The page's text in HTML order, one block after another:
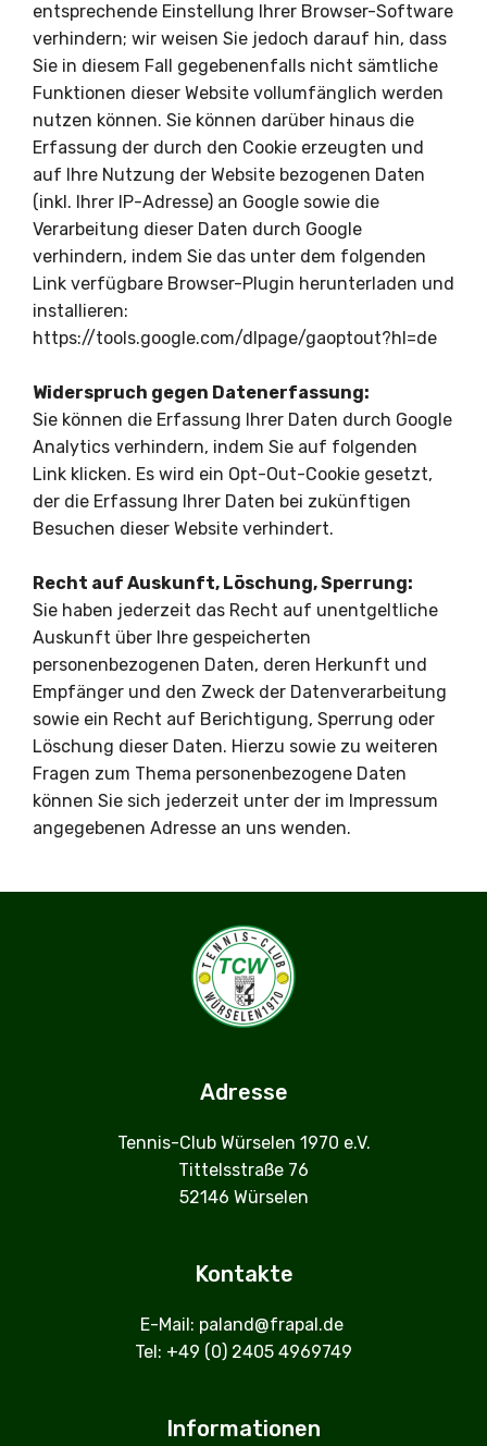
entsprechende Einstellung Ihrer Browser-Software
verhindern; wir weisen Sie jedoch darauf hin, dass
Sie in diesem Fall gegebenenfalls nicht sämtliche
Funktionen dieser Website vollumfänglich werden
nutzen können. Sie können darüber hinaus die
Erfassung der durch den Cookie erzeugten und
auf Ihre Nutzung der Website bezogenen Daten
(inkl. Ihrer IP-Adresse) an Google sowie die
Verarbeitung dieser Daten durch Google
verhindern, indem Sie das unter dem folgenden
Link verfügbare Browser-Plugin herunterladen und
installieren:
https://tools.google.com/dlpage/gaoptout?hl=de
Widerspruch gegen Datenerfassung:
Sie können die Erfassung Ihrer Daten durch Google
Analytics verhindern, indem Sie auf folgenden
Link klicken. Es wird ein Opt-Out-Cookie gesetzt,
der die Erfassung Ihrer Daten bei zukünftigen
Besuchen dieser Website verhindert.
Recht auf Auskunft, Löschung, Sperrung:
Sie haben jederzeit das Recht auf unentgeltliche
Auskunft über Ihre gespeicherten
personenbezogenen Daten, deren Herkunft und
Empfänger und den Zweck der Datenverarbeitung
sowie ein Recht auf Berichtigung, Sperrung oder
Löschung dieser Daten. Hierzu sowie zu weiteren
Fragen zum Thema personenbezogene Daten
können Sie sich jederzeit unter der im Impressum
angegebenen Adresse an uns wenden.
Adresse
Tennis-Club Würselen 1970 e.V.
Tittelsstraße 76
52146 Würselen
Kontakte
E-Mail: paland@frapal.de
Tel: +49 (0) 2405 4969749
Informationen